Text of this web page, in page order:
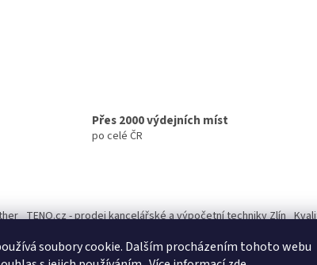
soubory cookie. Dalším procházením tohoto webu
Přes 2000 výdejních míst
po celé ČR
TENO.cz - prodej kancelářské a výpočetní techniky Zlín